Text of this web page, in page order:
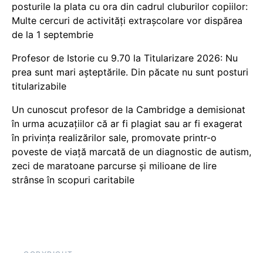
posturile la plata cu ora din cadrul cluburilor copiilor:
Multe cercuri de activități extrașcolare vor dispărea
de la 1 septembrie
Profesor de Istorie cu 9.70 la Titularizare 2026: Nu
prea sunt mari așteptările. Din păcate nu sunt posturi
titularizabile
Un cunoscut profesor de la Cambridge a demisionat
în urma acuzațiilor că ar fi plagiat sau ar fi exagerat
în privința realizărilor sale, promovate printr-o
poveste de viață marcată de un diagnostic de autism,
zeci de maratoane parcurse și milioane de lire
strânse în scopuri caritabile